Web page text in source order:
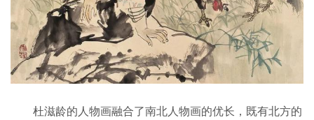
杜滋龄的人物画融合了南北人物画的优长，既有北方的